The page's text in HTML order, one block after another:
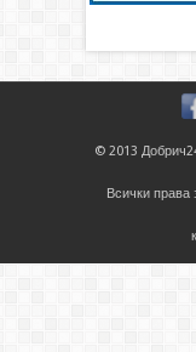
© 2013
Всички права